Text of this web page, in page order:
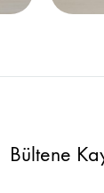
Bültene